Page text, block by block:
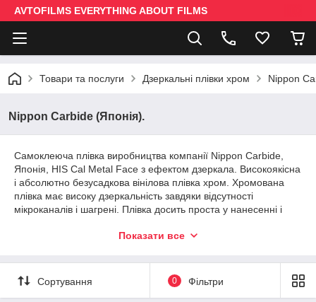
AVTOFILMS EVERYTHING ABOUT FILMS
Товари та послуги Дзеркальні плівки хром Nippon
Nippon Carbide (Японія).
Самоклеюча плівка виробництва компанії Nippon Carbide,
Японія, HIS Cal Metal Face з ефектом дзеркала. Високоякісна
і абсолютно безусадкова вінілова плівка хром. Хромована
плівка має високу дзеркальність завдяки відсутності
мікроканалів і шагрені. Плівка досить проста у нанесенні і
враховувати, що при різкому або значному розтягуванні на
плівка, плівка чорний хром, золотий хром плівка, рожева
плівка хром, червоний хром плівка, зелений хром плівка,
Показати все
Сортування 0 Фільтри